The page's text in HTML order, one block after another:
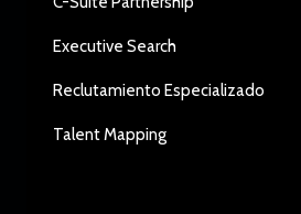
Executive Search
Reclutamiento Especializado
Talent Mapping